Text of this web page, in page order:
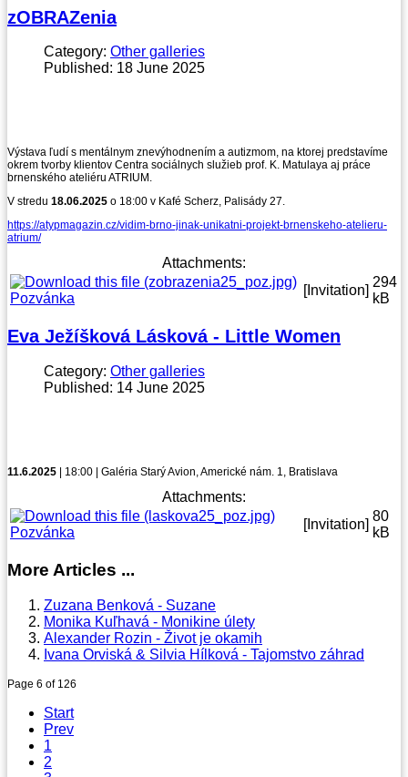
zOBRAZenia
Category: Other galleries
Published: 18 June 2025
Výstava ľudí s mentálnym znevýhodnením a autizmom, na ktorej predstavíme
okrem tvorby klientov Centra sociálnych služieb prof. K. Matulaya aj práce
brnenského ateliéru ATRIUM.
V stredu 18.06.2025 o 18:00 v Kafé Scherz, Palisády 27.
https://atypmagazin.cz/vidim-brno-jinak-unikatni-projekt-brnenskeho-atelieru-
atrium/
Attachments:
Pozvánka
[Invitation]
294
kB
Eva Ježíšková Lásková - Little Women
Category: Other galleries
Published: 14 June 2025
11.6.2025 | 18:00 | Galéria Starý Avion, Americké nám. 1, Bratislava
Attachments:
Pozvánka
[Invitation]
80
kB
More Articles ...
Zuzana Benková - Suzane
Monika Kuľhavá - Monikine úlety
Alexander Rozin - Život je okamih
Ivana Orviská & Silvia Hílková - Tajomstvo záhrad
Page 6 of 126
Start
Prev
1
2